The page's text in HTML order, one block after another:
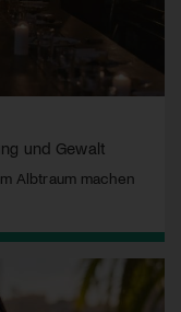
und Gewalt
Albtraum machen